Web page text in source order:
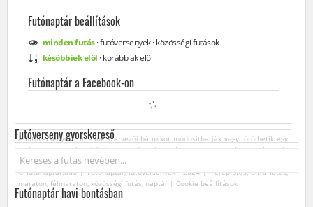
Futónaptár beállítások
mindenfutás·futóversenyek·közösségifutások
későbbiek elöl ·korábbiak elöl
Futónaptár a Facebook-on
A futóversenyek / futások szervezői bármikor módosíthatják vagy törölhetik egy
futóverseny / futás kiírását. Az ebből származó esetleges károkért a futónaptár
üzemeltetője felelősséget nem vállal.
© futonaptar.info | Futónaptár, futóversenyek - 2024 | Terepfutás, ultra futás,
maraton, félmaraton, közösségi futás, naptár | Cookie beállítások
Futóverseny gyorskereső
Keresés...
Futónaptár havi bontásban